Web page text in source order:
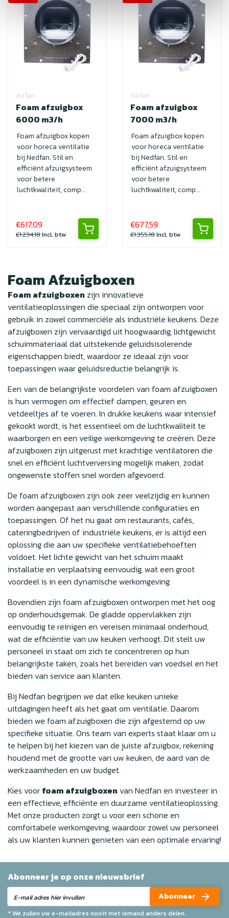
Airfan
Foam afzuigbox
6000 m3/h
Foam afzuigbox kopen
voor horeca ventilatie
bij Nedfan. Stil en
efficiënt afzuigsysteem
voor betere
luchtkwaliteit, comp...
€617,09
€1.234,18Incl. btw
Airfan
Foam afzuigbox
7000 m3/h
Foam afzuigbox kopen
voor horeca ventilatie
bij Nedfan. Stil en
efficiënt afzuigsysteem
voor betere
luchtkwaliteit, comp...
€677,59
€1.355,18Incl. btw
Foam Afzuigboxen
Foam afzuigboxen zijn innovatieve
ventilatieoplossingen die speciaal zijn ontworpen voor
gebruik in zowel commerciële als industriële keukens. Deze
afzuigboxen zijn vervaardigd uit hoogwaardig, lichtgewicht
schuimmateriaal dat uitstekende geluidsisolerende
eigenschappen biedt, waardoor ze ideaal zijn voor
toepassingen waar geluidsreductie belangrijk is.
Een van de belangrijkste voordelen van foam afzuigboxen
is hun vermogen om effectief dampen, geuren en
vetdeeltjes af te voeren. In drukke keukens waar intensief
gekookt wordt, is het essentieel om de luchtkwaliteit te
waarborgen en een veilige werkomgeving te creëren. Deze
afzuigboxen zijn uitgerust met krachtige ventilatoren die
snel en efficiënt luchtverversing mogelijk maken, zodat
ongewenste stoffen snel worden afgevoerd.
De foam afzuigboxen zijn ook zeer veelzijdig en kunnen
worden aangepast aan verschillende configuraties en
toepassingen. Of het nu gaat om restaurants, cafés,
cateringbedrijven of industriële keukens, er is altijd een
oplossing die aan uw specifieke ventilatiebehoeften
voldoet. Het lichte gewicht van het schuim maakt
installatie en verplaatsing eenvoudig, wat een groot
voordeel is in een dynamische werkomgeving.
Bovendien zijn foam afzuigboxen ontworpen met het oog
op onderhoudsgemak. De gladde oppervlakken zijn
eenvoudig te reinigen en vereisen minimaal onderhoud,
wat de efficiëntie van uw keuken verhoogt. Dit stelt uw
personeel in staat om zich te concentreren op hun
belangrijkste taken, zoals het bereiden van voedsel en het
bieden van service aan klanten.
Bij Nedfan begrijpen we dat elke keuken unieke
uitdagingen heeft als het gaat om ventilatie. Daarom
bieden we foam afzuigboxen die zijn afgestemd op uw
specifieke situatie. Ons team van experts staat klaar om u
te helpen bij het kiezen van de juiste afzuigbox, rekening
houdend met de grootte van uw keuken, de aard van de
werkzaamheden en uw budget.
Kies voor foam afzuigboxen van Nedfan en investeer in
een effectieve, efficiënte en duurzame ventilatieoplossing.
Met onze producten zorgt u voor een schone en
comfortabele werkomgeving, waardoor zowel uw personeel
als uw klanten kunnen genieten van een optimale ervaring!
Abonneer je op onze nieuwsbrief
Abonneer
* We zullen uw e-mailadres nooit met iemand anders delen.